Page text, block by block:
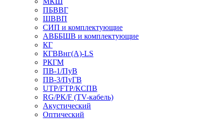
ПБВВГ
ШВВП
СИП и комплектующие
АВББШВ и комплектующие
КГ
КГВВнг(А)-LS
РКГМ
ПВ-1/ПуВ
ПВ-3/ПуГВ
UTP/FTP/КСПВ
RG/РК/F (TV-кабель)
Акустический
Оптический